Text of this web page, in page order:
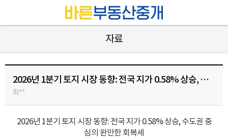
자료
2026년 1분기 토지 시장 동향: 전국 지가 0.58% 상승, 수도권 중심의 완만한 회복세 [출처] 2026년 1분기 토지 시장 동향: 전국 지가 0.58% 상승, 수도권 중심의 완만한 회복세|작성자 바른이
최**
2026년 1분기 토지 시장 동향: 전국 지가 0.58% 상승, 수도권 중
심의 완만한 회복세